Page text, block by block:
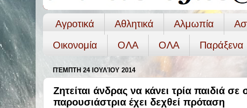
Αγροτικά Αθλητικά Αλμωπία
Οικονομία
ΟΛΑ ΟΛA Παράξενα
ΠΈΜΠΤΗ 24 ΙΟΥΛΊΟΥ 2014
Ζητείται άνδρας να κάνει τρία παιδιά
παρουσιάστρια έχει δεχθεί πρόταση